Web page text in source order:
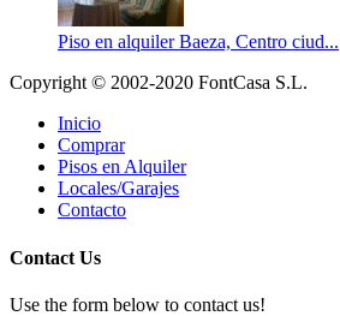
Piso en alquiler Baeza, Centro ciud...
Copyright © 2002-2020 FontCasa S.L.
Inicio
Comprar
Pisos en Alquiler
Locales/Garajes
Contacto
Contact Us
Use the form below to contact us!